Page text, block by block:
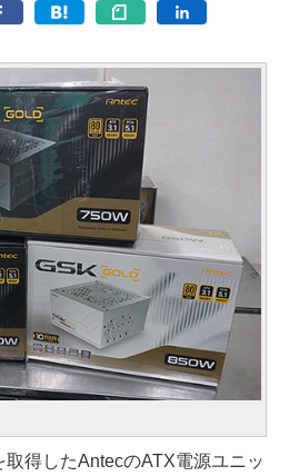
得したAntecのATX電源ユニッ